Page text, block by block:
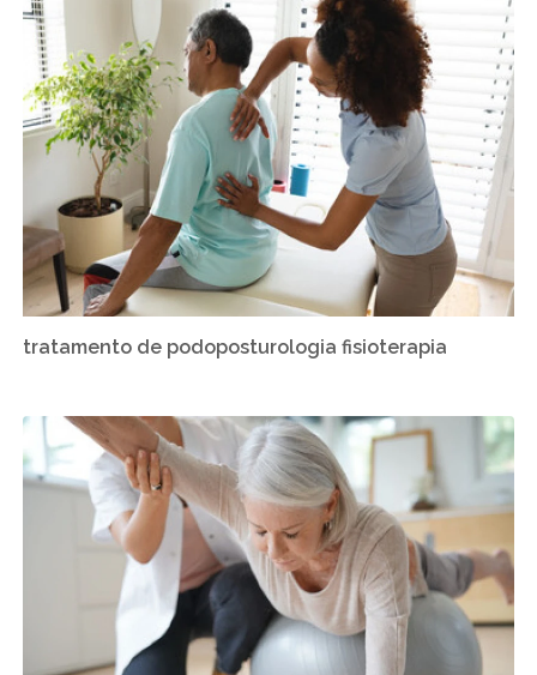
tratamento de podoposturologia fisioterapia